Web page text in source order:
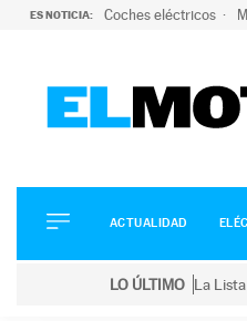
ES NOTICIA: Coches eléctricos
ELÉCTRICOS
CONDUCIR
ACTUALIDAD
LO ÚLTIMO La